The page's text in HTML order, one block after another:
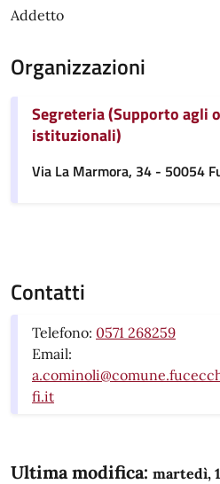
Addetto
Organizzazioni
Segreteria (Supporto agli
istituzionali)
Via La Marmora, 34 - 50054
Contatti
Telefono: 0571 268259
Email:
fi.it
Ultima modifica: martedì,